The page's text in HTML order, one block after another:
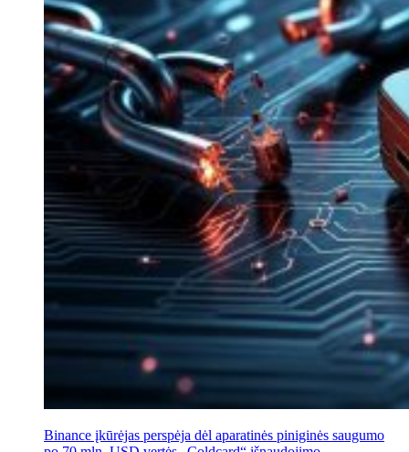
Binance įkūrėjas perspėja dėl aparatinės piniginės saugumo